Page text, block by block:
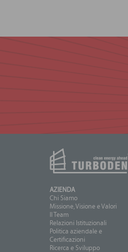
AZIENDA
Chi Siamo
Missione, Visione e Valori
Il Team
Relazioni Istituzionali
Politica aziendale e
Certificazioni
Ricerca e Sviluppo